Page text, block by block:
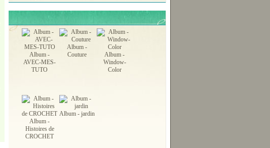
Album -
AVEC-MES-
TUTO
Album -
Couture
Album -
Window-
Color
Album -
Histoires de
CROCHET
Album - jardin